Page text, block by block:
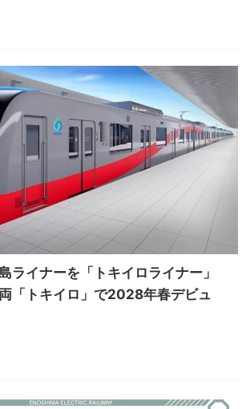
ライナーを「トキイロライナー」
「トキイロ」で2028年春デビュ